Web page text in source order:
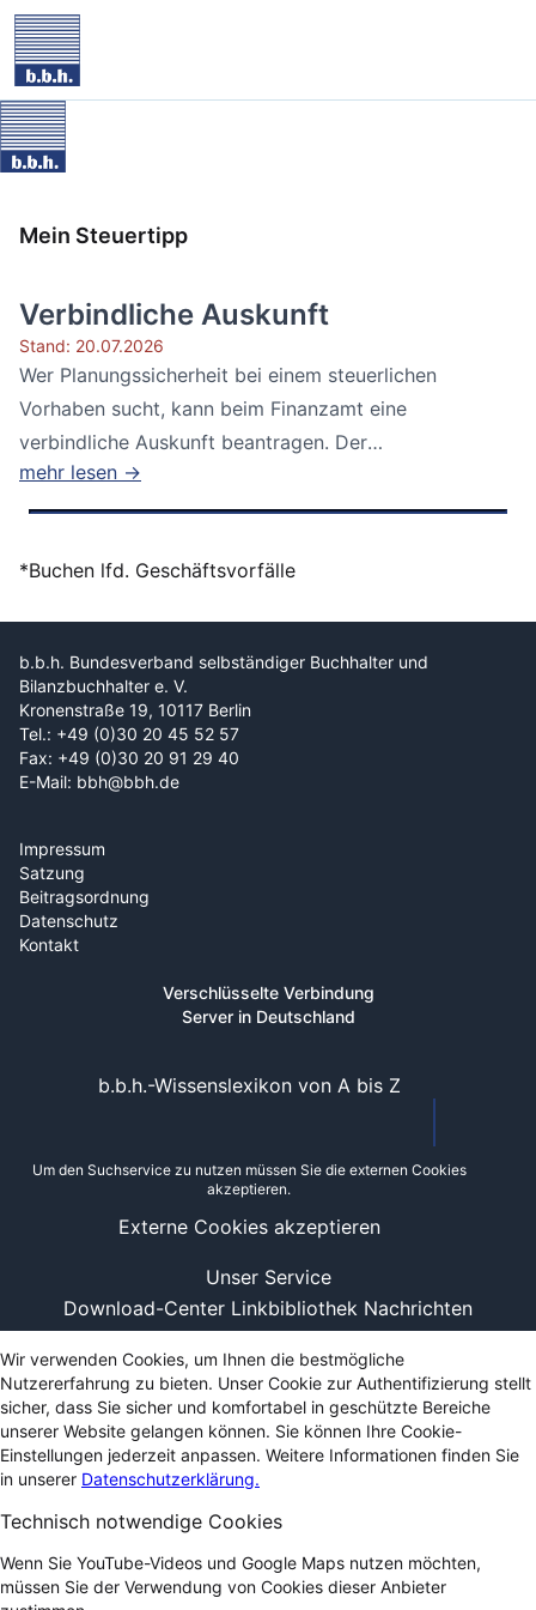
Mein Steuertipp
Verbindliche Auskunft
Stand: 20.07.2026
Wer Planungssicherheit bei einem steuerlichen
Vorhaben sucht, kann beim Finanzamt eine
verbindliche Auskunft beantragen. Der
Bundesfinanzhof...
mehr lesen →
*Buchen lfd. Geschäftsvorfälle
b.b.h. Bundesverband selbständiger Buchhalter und
Bilanzbuchhalter e. V.
Kronenstraße 19, 10117 Berlin
Tel.: +49 (0)30 20 45 52 57
Fax: +49 (0)30 20 91 29 40
E-Mail: bbh@bbh.de
Impressum
Satzung
Beitragsordnung
Datenschutz
Kontakt
Verschlüsselte Verbindung
Server in Deutschland
Unser Service
Download-Center Linkbibliothek Nachrichten
b.b.h.-Wissenslexikon von A bis Z
Um den Suchservice zu nutzen müssen Sie die externen Cookies
akzeptieren.
Externe Cookies akzeptieren
Wir verwenden Cookies, um Ihnen die bestmögliche
Nutzererfahrung zu bieten. Unser Cookie zur Authentifizierung stellt
sicher, dass Sie sicher und komfortabel in geschützte Bereiche
unserer Website gelangen können. Sie können Ihre Cookie-
Einstellungen jederzeit anpassen. Weitere Informationen finden Sie
in unserer Datenschutzerklärung.
Technisch notwendige Cookies
Wenn Sie YouTube-Videos und Google Maps nutzen möchten,
müssen Sie der Verwendung von Cookies dieser Anbieter